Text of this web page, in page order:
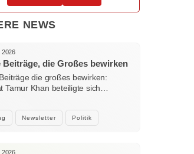
NEWS
Newsletter Politik
2026
Beiträge, die Großes bewirken
die großes bewirken:
Tamur Khan beteiligte sich…
2026